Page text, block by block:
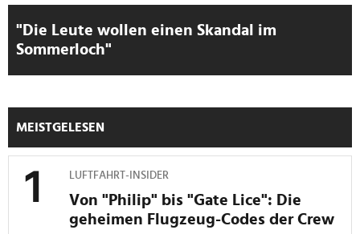
"Die Leute wollen einen Skandal im
Sommerloch"
MEISTGELESEN
LUFTFAHRT-INSIDER
Von "Philip" bis "Gate Lice": Die
geheimen Flugzeug-Codes der Crew